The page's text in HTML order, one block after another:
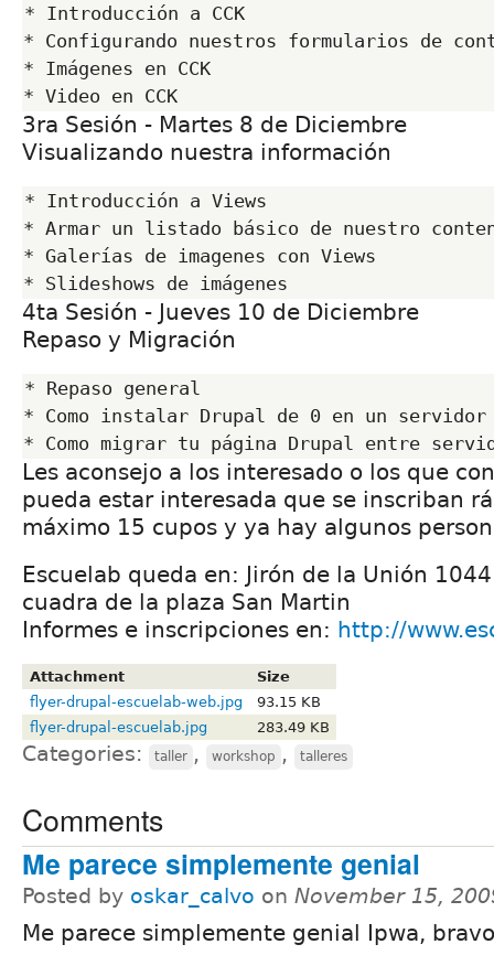
* Introducción a CCK
* Configurando nuestros formularios de
* Imágenes en CCK
3ra Sesión - Martes 8 de Diciembre
Visualizando nuestra información
* Introducción a Views
* Armar un listado básico de nuestro
* Galerías de imagenes con Views
4ta Sesión - Jueves 10 de Diciembre
Repaso y Migración
* Repaso general
* Como instalar Drupal de 0 en un servidor
Les aconsejo a los interesado o los que
pueda estar interesada que se inscriban
máximo 15 cupos y ya hay algunos
Escuelab queda en: Jirón de la Unión
cuadra de la plaza San Martin
Informes e inscripciones en: http://
Attachment
Size
flyer-drupal-escuelab-web.jpg
93.15 KB
flyer-drupal-escuelab.jpg
283.49 KB
Categories: taller , workshop , talleres
Comments
Me parece simplemente genial
Posted by oskar_calvo on November 15,
Me parece simplemente genial Ipwa,